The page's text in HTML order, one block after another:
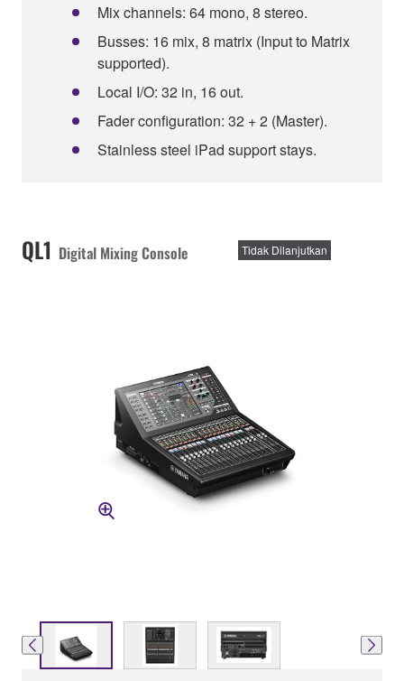
Mix channels: 64 mono, 8 stereo.
Busses: 16 mix, 8 matrix (Input to Matrix
supported).
Local I/O: 32 in, 16 out.
Fader configuration: 32 + 2 (Master).
Stainless steel iPad support stays.
QL1 Digital Mixing Console Tidak Dilanjutkan